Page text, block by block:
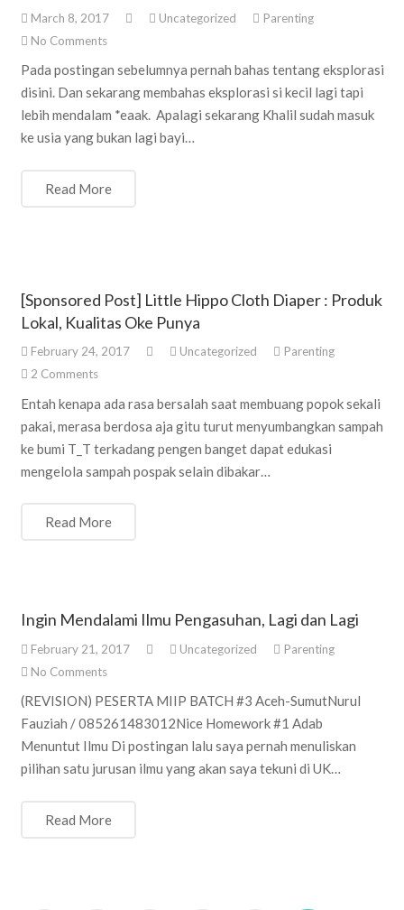
March 8, 2017 Uncategorized
Parenting
No Comments
Pada postingan sebelumnya pernah bahas tentang eksplorasi
disini. Dan sekarang membahas eksplorasi si kecil lagi tapi
lebih mendalam *eaak. Apalagi sekarang Khalil sudah masuk
ke usia yang bukan lagi bayi…
Read More
[Sponsored Post] Little Hippo Cloth Diaper : Produk
Lokal, Kualitas Oke Punya
February 24, 2017 Uncategorized
Parenting
2 Comments
Entah kenapa ada rasa bersalah saat membuang popok sekali
pakai, merasa berdosa aja gitu turut menyumbangkan sampah
ke bumi T_T terkadang pengen banget dapat edukasi
mengelola sampah pospak selain dibakar…
Read More
Ingin Mendalami Ilmu Pengasuhan, Lagi dan Lagi
February 21, 2017 Uncategorized
Parenting
No Comments
(REVISION) PESERTA MIIP BATCH #3 Aceh-SumutNurul
Fauziah / 085261483012Nice Homework #1 Adab
Menuntut Ilmu Di postingan lalu saya pernah menuliskan
pilihan satu jurusan ilmu yang akan saya tekuni di UK…
Read More